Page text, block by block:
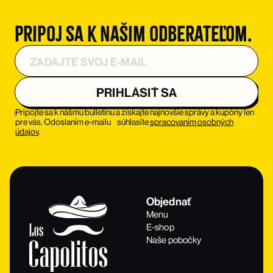
Pripoj sa k našim odberateľom.
Pripojte sa k nášmu bulletinu a získajte najnovšie správy a kupóny len
pre vás. Odoslaním e-mailu súhlasítespracovaním osobných
údajov.
Objednať
Menu
E-shop
Naše pobočky